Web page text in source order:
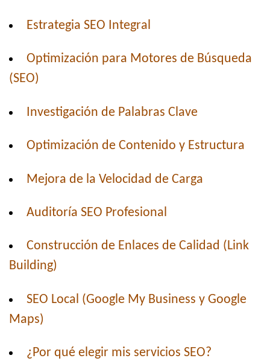
Estrategia SEO Integral
Optimización para Motores de Búsqueda
(SEO)
Investigación de Palabras Clave
Optimización de Contenido y Estructura
Mejora de la Velocidad de Carga
Auditoría SEO Profesional
Construcción de Enlaces de Calidad (Link
Building)
SEO Local (Google My Business y Google
Maps)
¿Por qué elegir mis servicios SEO?